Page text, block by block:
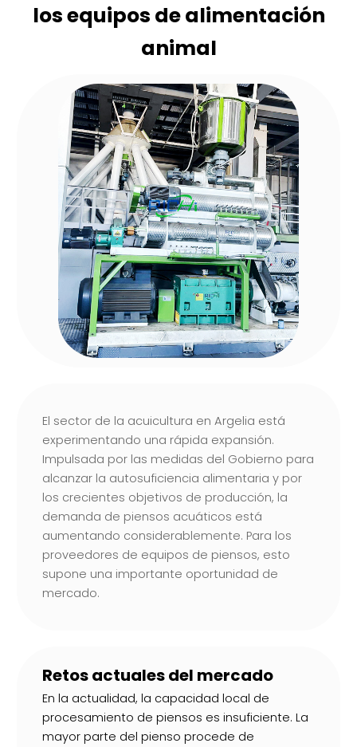
los equipos de alimentación
animal
El sector de la acuicultura en Argelia está
experimentando una rápida expansión.
Impulsada por las medidas del Gobierno para
alcanzar la autosuficiencia alimentaria y por
los crecientes objetivos de producción, la
demanda de piensos acuáticos está
aumentando considerablemente. Para los
proveedores de equipos de piensos, esto
supone una importante oportunidad de
mercado.
Retos actuales del mercado
En la actualidad, la capacidad local de
procesamiento de piensos es insuficiente. La
mayor parte del pienso procede de